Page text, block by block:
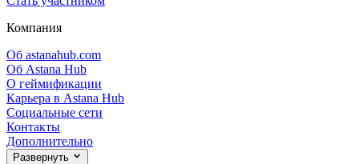
Компания
Об astanahub.com
Об Astana Hub
О геймификации
Карьера в Astana Hub
Социальные сети
Контакты
Дополнительно
Развернуть